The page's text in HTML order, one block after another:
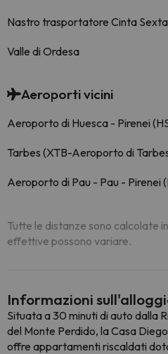
Nastro trasportatore Cinta
Valle di Ordesa
Aeroporti vicini
Aeroporto di Huesca - Pirenei
Tarbes (XTB-Aeroporto di
Aeroporto di Pau - Pau - Pirenei
Tutte le distanze sono calcolate
effettive possono variare.
Informazioni
Situata a 30 minuti di auto dalla
del Monte Perdido, la Casa
offre appartamenti riscaldati